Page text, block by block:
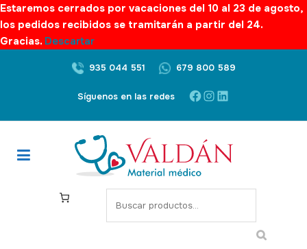
Estaremos cerrados por vacaciones del 10 al 23 de agosto,
los pedidos recibidos se tramitarán a partir del 24.
Gracias. Descartar
935 044 551 679 800 589
Síguenos en las redes Facebook
Instagram
LinkedIn
S
e